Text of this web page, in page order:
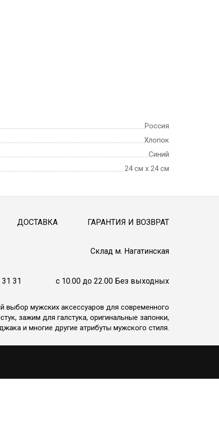
Россия
Хлопок
Синий
24 см х 24 см
ДОСТАВКА ГАРАНТИЯ И ВОЗВРАТ
Cклад м. Нагатинская
31 c 10.00 до 22.00 Без выходных
выбор мужских аксессуаров для современного
зажим для галстука, оригинальные запонки,
и многие другие атрибуты мужского стиля.